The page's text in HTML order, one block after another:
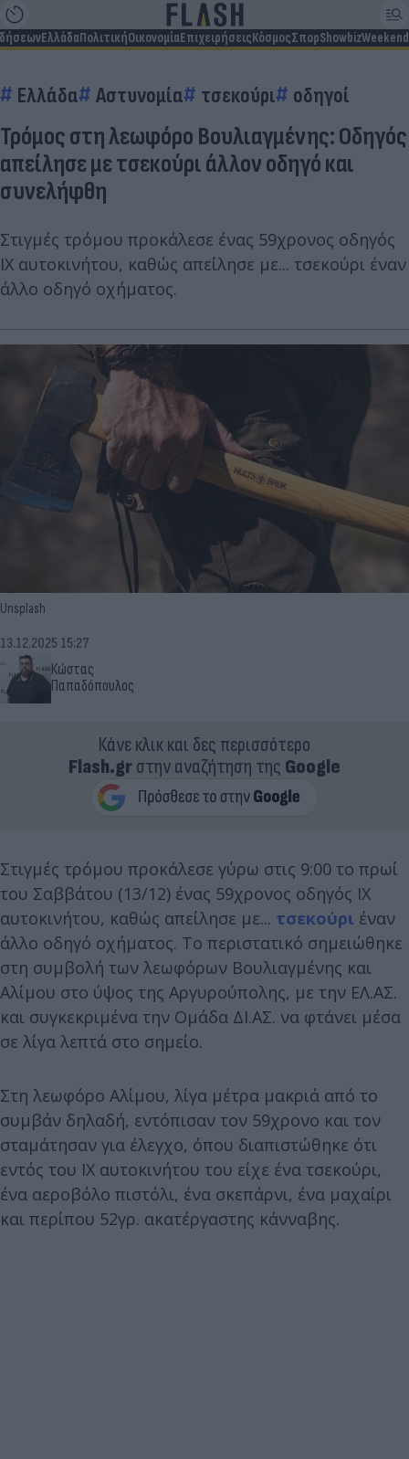
ΕλλάδαΠολιτικήΟικονομίαΕπιχειρήσειςΚόσμοςΣπορShowbizWeekend
Ελλάδα Αστυνομία τσεκούρι οδηγοί
Τρόμος στη λεωφόρο Βουλιαγμένης: Οδηγός
απείλησε με τσεκούρι άλλον οδηγό και
συνελήφθη
Στιγμές τρόμου προκάλεσε ένας 59χρονος οδηγός
ΙΧ αυτοκινήτου, καθώς απείλησε με... τσεκούρι έναν
άλλο οδηγό οχήματος.
Unsplash
Κώστας
Παπαδόπουλος
13.12.2025 15:27
Κάνε κλικ και δες περισσότερο
Flash.grστην αναζήτηση της Google
Στιγμές τρόμου προκάλεσε γύρω στις 9:00 το πρωί
του Σαββάτου (13/12) ένας 59χρονος οδηγός ΙΧ
αυτοκινήτου, καθώς απείλησε με... τσεκούρι έναν
άλλο οδηγό οχήματος. Το περιστατικό σημειώθηκε
στη συμβολή των λεωφόρων Βουλιαγμένης και
Αλίμου στο ύψος της Αργυρούπολης, με την ΕΛ.ΑΣ.
και συγκεκριμένα την Ομάδα ΔΙ.ΑΣ. να φτάνει μέσα
σε λίγα λεπτά στο σημείο.
Στη λεωφόρο Αλίμου, λίγα μέτρα μακριά από το
συμβάν δηλαδή, εντόπισαν τον 59χρονο και τον
σταμάτησαν για έλεγχο, όπου διαπιστώθηκε ότι
εντός του ΙΧ αυτοκινήτου του είχε ένα τσεκούρι,
ένα αεροβόλο πιστόλι, ένα σκεπάρνι, ένα μαχαίρι
και περίπου 52γρ. ακατέργαστης κάνναβης.